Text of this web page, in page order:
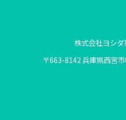
株式会社ヨシ
〒663-8142 兵庫県西宮